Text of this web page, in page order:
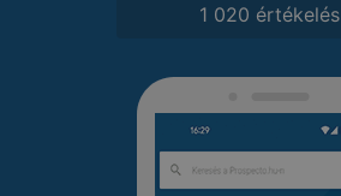
1 020 értékelés